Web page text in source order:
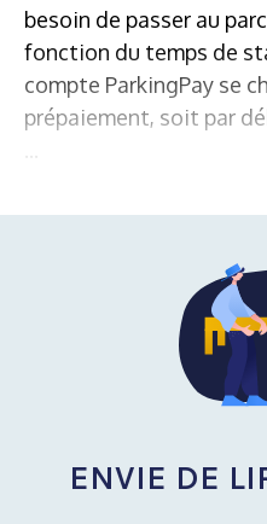
besoin de passer au
fonction du temps de
compte ParkingPay se
prépaiement, soit par
ENVIE DE